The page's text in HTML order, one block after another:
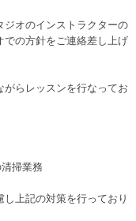
ジオのインストラクターの
での方針をご連絡差し上げ
がらレッスンを行なってお
掃業務
上記の対策を行っており